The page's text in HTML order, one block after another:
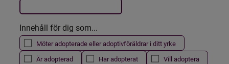
Innehåll för dig som...
Möter adopterade eller adoptivföräldrar i ditt yrke
Är adopterad
Har adopterat Vill adoptera